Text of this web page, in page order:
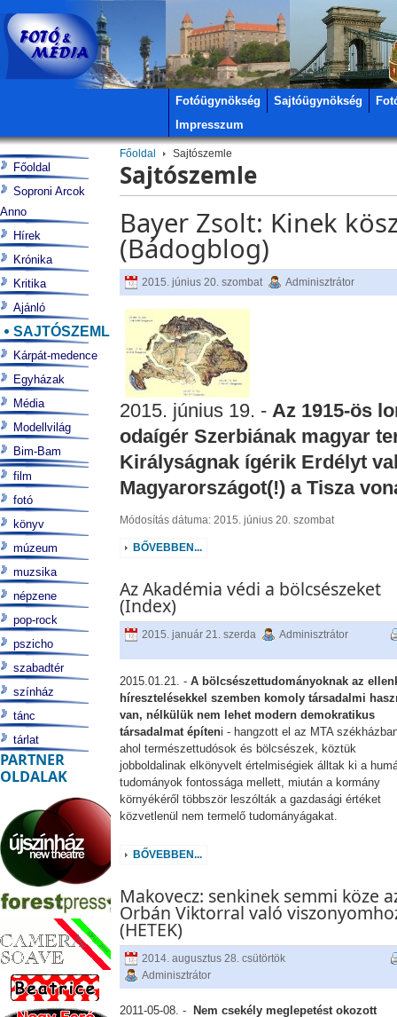
Fotóügynökség Sajtóügynökség
Impresszum
Főoldal Sajtószemle
Sajtószemle
Bayer Zsolt: Kinek
(Bádogblog)
2015. június 20. szombat Adminisztrátor
2015. június 19. - Az 1915-ös
odaígér Szerbiának magyar
Királyságnak ígérik Erdélyt
Magyarországot(!) a Tisza
Módosítás dátuma: 2015. június 20. szombat
BŐVEBBEN...
Az Akadémia védi a bölcsészeket
(Index)
2015. január 21. szerda Adminisztrátor
2015.01.21. - A bölcsészettudományoknak az
híresztelésekkel szemben komoly társadalmi
van, nélkülük nem lehet modern demokratikus
társadalmat építeni - hangzott el az MTA
ahol természettudósok és bölcsészek, köztük
jobboldalinak elkönyvelt értelmiségiek álltak ki a
tudományok fontossága mellett, miután a kormány
környékéről többször leszólták a gazdasági értéket
közvetlenül nem termelő tudományágakat.
BŐVEBBEN...
Makovecz: senkinek semmi köze
Orbán Viktorral való
(HETEK)
2014. augusztus 28. csütörtök
Adminisztrátor
2011-05-08. -
Nem csekély meglepetést okozott
Főoldal
Soproni Arcok
Anno
Hírek
Krónika
Kritika
Ajánló
SAJTÓSZEMLE
Kárpát-medence
Egyházak
Média
Modellvilág
Bim-Bam
film
fotó
könyv
múzeum
muzsika
népzene
pop-rock
pszicho
szabadtér
színház
tánc
tárlat
PARTNER
OLDALAK